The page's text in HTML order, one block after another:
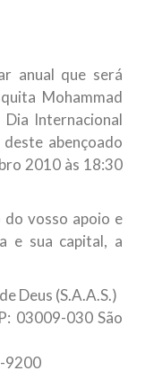
Al-Hussein
Diante da
Imam dos
Ali Ibn Abi Táleb
o ex-
Islâmico no
o ex-ministro das
anual que será
Mohammad
Dia Internacional
abençoado
2010 às 18:30
do vosso apoio e
e sua capital, a
Deus (S.A.A.S.)
03009-030 São
9200